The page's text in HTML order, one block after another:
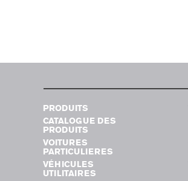
PRODUITS
CATALOGUE DES
PRODUITS
VOITURES
PARTICULIERES
VÉHICULES
UTILITAIRES